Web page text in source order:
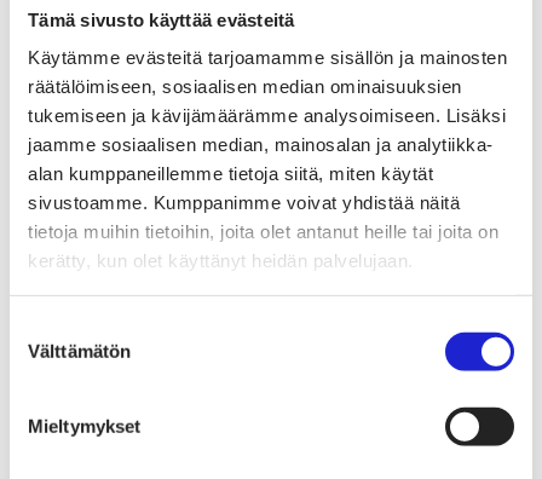
Tämä sivusto käyttää evästeitä
Käytämme evästeitä tarjoamamme sisällön ja mainosten
räätälöimiseen, sosiaalisen median ominaisuuksien
tukemiseen ja kävijämäärämme analysoimiseen. Lisäksi
jaamme sosiaalisen median, mainosalan ja analytiikka-
alan kumppaneillemme tietoja siitä, miten käytät
sivustoamme. Kumppanimme voivat yhdistää näitä
tietoja muihin tietoihin, joita olet antanut heille tai joita on
kerätty, kun olet käyttänyt heidän palvelujaan.
valinta
Välttämätön
Mieltymykset
Digitaalinen tuotepassi
Tekstiilien tuottajavastuu (EPR)
Kannanotot ja lausunnot
Lausunnot ja kantapaperit
Pikamuodin rajoittaminen
Vaikuttajaryhmät jäsenyrityksille
Työelämä-vaikuttajaryhmä
Yritysvastuu, kiertotalous ja toimivat markkinat -
vaikuttajaryhmä
Kansainvälinen liiketoiminta ja rahoitus -
vaikuttajaryhmä
Julkiset hankinnat ja huoltovarmuus -
Osaaminen ja vetovoima -vaikuttajaryhmä
Tule jäseneksi